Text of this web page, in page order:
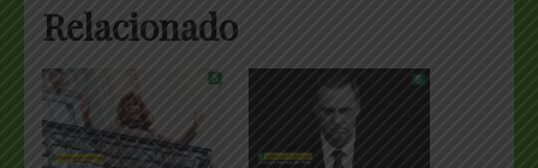
Relacionado